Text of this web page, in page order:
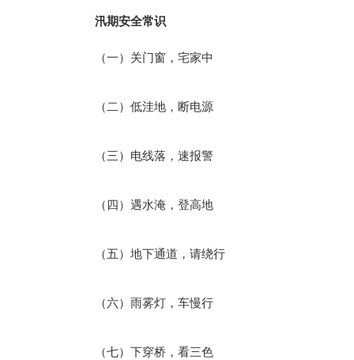
汛期安全常识
（一）关门窗，宅家中
（二）低洼地，断电源
（三）电线落，速报警
（四）遇水淹，登高地
（五）地下通道，请绕行
（六）雨雾灯，车慢行
（七）下穿桥，看三色